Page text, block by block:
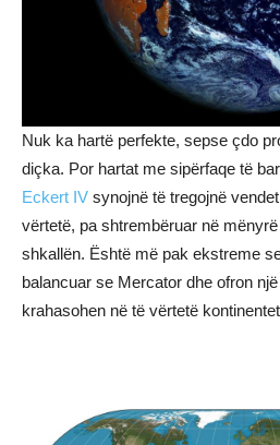
Nuk ka hartë perfekte, sepse çdo
diçka. Por hartat me sipërfaqe të
Eckert IV synojnë të tregojnë
vërtetë, pa shtrembëruar në
shkallën. Është më pak ekstreme
balancuar se Mercator dhe ofron
krahasohen në të vërtetë